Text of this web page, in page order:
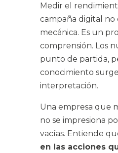
Medir el
campaña digital no
mecánica. Es un
comprensión. Los
punto de partida,
conocimiento
interpretación.
Una empresa que
no se impresiona
vacías. Entiende
en las acciones